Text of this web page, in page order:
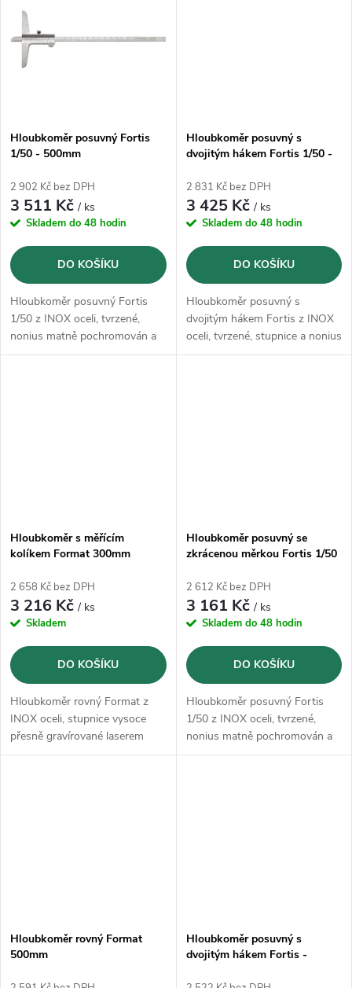
ů
ů
Hloubkoměr posuvný Fortis
1/50 - 500mm
2 902 Kč bez DPH
3 511 Kč/ ks
Skladem do 48 hodin
DO KOŠÍKU
Hloubkoměr posuvný Fortis
1/50 z INOX oceli, tvrzené,
nonius matně pochromován a
na obou stranách jsou stupnice
Hloubkoměr posuvný s
dvojitým hákem Fortis 1/50 -
2 831 Kč bez DPH
3 425 Kč/ ks
Skladem do 48 hodin
DO KOŠÍKU
Hloubkoměr posuvný s
dvojitým hákem Fortis z INOX
oceli, tvrzené, stupnice a nonius
matně pochromovány a na
Hloubkoměr s měřícím
kolíkem Format 300mm
2 658 Kč bez DPH
3 216 Kč/ ks
Skladem
DO KOŠÍKU
Hloubkoměr rovný Format z
INOX oceli, stupnice vysoce
přesně gravírované laserem
Hloubkoměr posuvný se
zkrácenou měrkou Fortis 1/50
2 612 Kč bez DPH
3 161 Kč/ ks
Skladem do 48 hodin
DO KOŠÍKU
Hloubkoměr posuvný Fortis
1/50 z INOX oceli, tvrzené,
nonius matně pochromován a
na obou stranách jsou stupnice
Hloubkoměr rovný Format
500mm
Hloubkoměr posuvný s
dvojitým hákem Fortis -